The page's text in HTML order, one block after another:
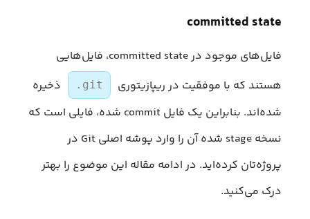
committed state
فایل‌های موجود در committed state، فایل‌هایی
هستند که با موفقیت در ریپازیتوری
.git
ذخیره
شده‌اند. بنابراین یک فایل commit شده، فایلی است که
نسخه stage شده آن را وارد پوشه اصلی Git در
پروژه‌تان کرده‌اید. در ادامه مقاله این موضوع را بهتر
درک می‌کنید.